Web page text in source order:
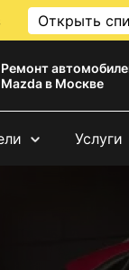
Открыть
Ремонт
Mazda в Москве
Услуги